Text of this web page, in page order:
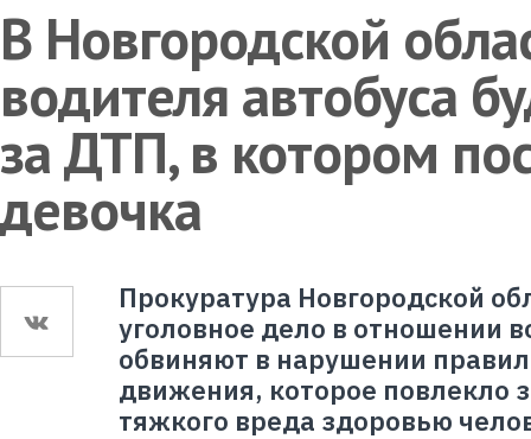
В Новгородской
водителя автобуса
за ДТП, в котором
девочка
Прокуратура Новгородской
уголовное дело в отношении
обвиняют в нарушении
движения, которое повлекло
тяжкого вреда здоровью